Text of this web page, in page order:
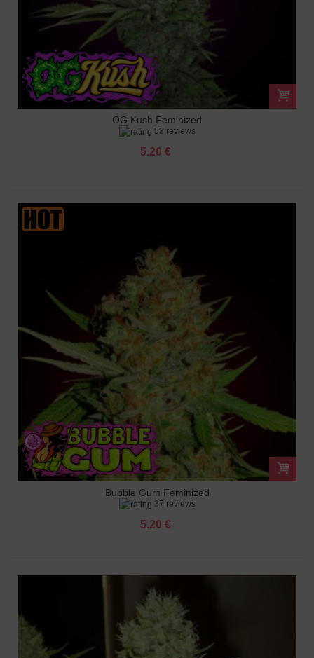
OG Kush Feminized
53 reviews
5.20 €
Bubble Gum Feminized
37 reviews
5.20 €